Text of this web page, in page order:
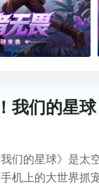
我们的星球
我们的星球》是太
世界抓宠! 萌趣啾啾，酷炫坐骑